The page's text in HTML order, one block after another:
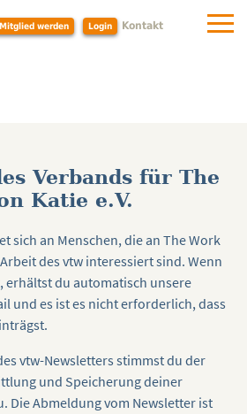
Mitglied werden Login Kontakt
Verbands für The
Katie e.V.
sich an Menschen, die an The Work
des vtw interessiert sind. Wenn
erhältst du automatisch unsere
und es ist es nicht erforderlich, dass
vtw-Newsletters stimmst du der
und Speicherung deiner
Die Abmeldung vom Newsletter ist